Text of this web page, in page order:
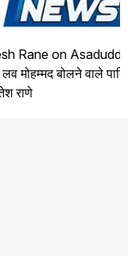
Rane on
मोहम्मद बोलने वाले
राणे